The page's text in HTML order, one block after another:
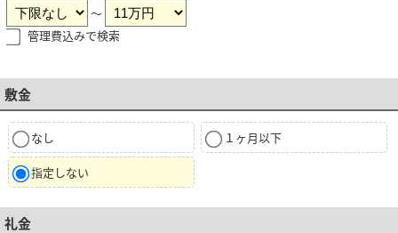
～
管理費込みで検索
敷金
なし １ヶ月以下
指定しない
礼金